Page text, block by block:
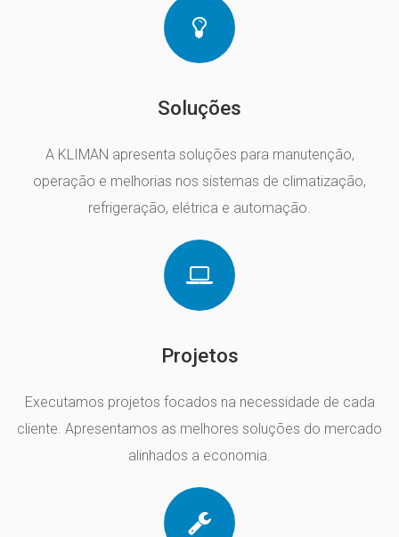
Soluções
A KLIMAN apresenta soluções para manutenção,
operação e melhorias nos sistemas de climatização,
refrigeração, elétrica e automação.
Projetos
Executamos projetos focados na necessidade de cada
cliente. Apresentamos as melhores soluções do mercado
alinhados a economia.